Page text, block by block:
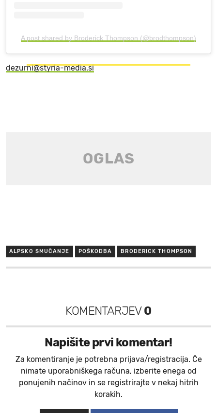
A post shared by Broderick Thompson (@brodthompson)
dezurni@styria-media.si
ALPSKO SMUČANJE POŠKODBA BRODERICK THOMPSON
KOMENTARJEV0
Napišite prvi komentar!
Za komentiranje je potrebna prijava/registracija. Če
nimate uporabniškega računa, izberite enega od
ponujenih načinov in se registrirajte v nekaj hitrih
korakih.